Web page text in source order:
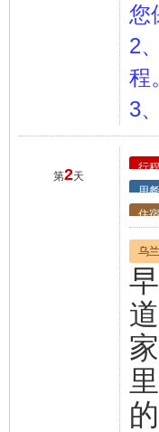
您
2
程
3
第2天
行程
用餐
住宿
乌